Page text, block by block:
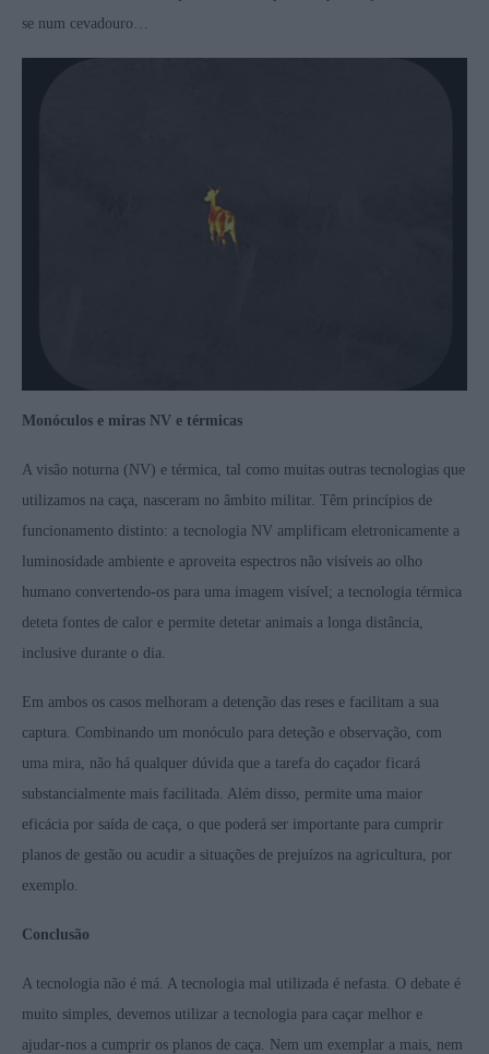
se num cevadouro…
Monóculos e miras NV e térmicas
A visão noturna (NV) e térmica, tal como muitas outras tecnologias que
utilizamos na caça, nasceram no âmbito militar. Têm princípios de
funcionamento distinto: a tecnologia NV amplificam eletronicamente a
luminosidade ambiente e aproveita espectros não visíveis ao olho
humano convertendo-os para uma imagem visível; a tecnologia térmica
deteta fontes de calor e permite detetar animais a longa distância,
inclusive durante o dia.
Em ambos os casos melhoram a detenção das reses e facilitam a sua
captura. Combinando um monóculo para deteção e observação, com
uma mira, não há qualquer dúvida que a tarefa do caçador ficará
substancialmente mais facilitada. Além disso, permite uma maior
eficácia por saída de caça, o que poderá ser importante para cumprir
planos de gestão ou acudir a situações de prejuízos na agricultura, por
exemplo.
Conclusão
A tecnologia não é má. A tecnologia mal utilizada é nefasta. O debate é
muito simples, devemos utilizar a tecnologia para caçar melhor e
ajudar-nos a cumprir os planos de caça. Nem um exemplar a mais, nem